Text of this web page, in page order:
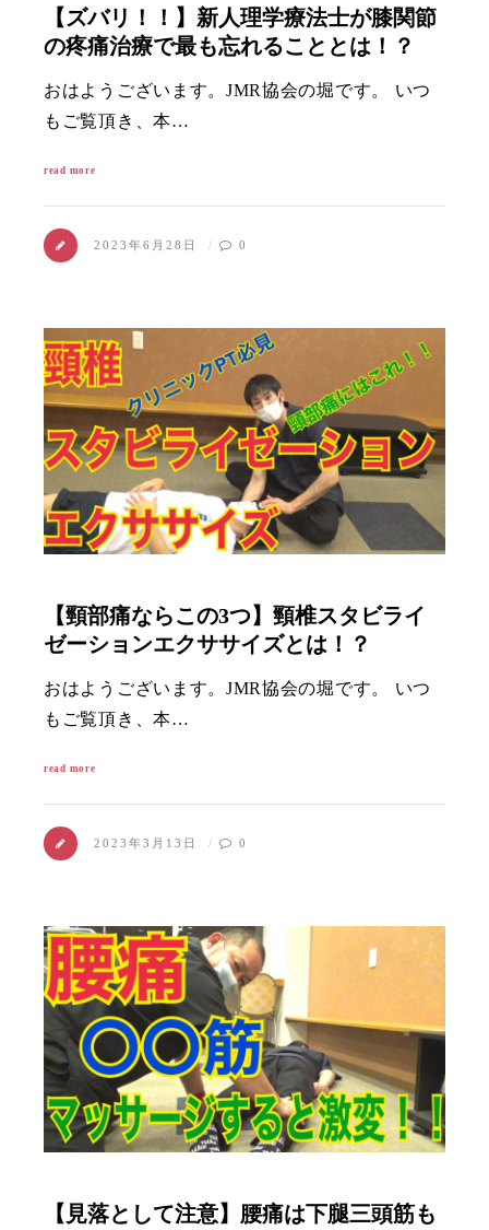
【ズバリ！！】新人理学療法士が膝関節
の疼痛治療で最も忘れることとは！？
おはようございます。JMR協会の堀です。 いつ
もご覧頂き、本…
read more
2023年6月28日 0
【頸部痛ならこの3つ】頸椎スタビライ
ゼーションエクササイズとは！？
おはようございます。JMR協会の堀です。 いつ
もご覧頂き、本…
read more
2023年3月13日 0
【見落として注意】腰痛は下腿三頭筋も